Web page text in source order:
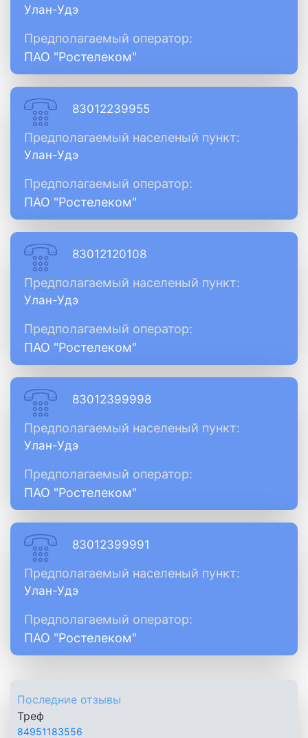
Улан-Удэ
Предполагаемый оператор:
ПАО "Ростелеком"
83012239955
Предполагаемый населеный пункт:
Улан-Удэ
Предполагаемый оператор:
ПАО "Ростелеком"
83012120108
Предполагаемый населеный пункт:
Улан-Удэ
Предполагаемый оператор:
ПАО "Ростелеком"
83012399998
Предполагаемый населеный пункт:
Улан-Удэ
Предполагаемый оператор:
ПАО "Ростелеком"
83012399991
Предполагаемый населеный пункт:
Улан-Удэ
Предполагаемый оператор:
ПАО "Ростелеком"
Последние отзывы
Треф
84951183556